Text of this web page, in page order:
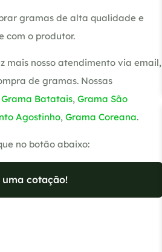
gramas de alta qualidade e
com o produtor.
mais nosso atendimento via email,
de gramas. Nossas
Grama Batatais, Grama São
Agostinho, Grama Coreana.
no botão abaixo:
uma cotação!